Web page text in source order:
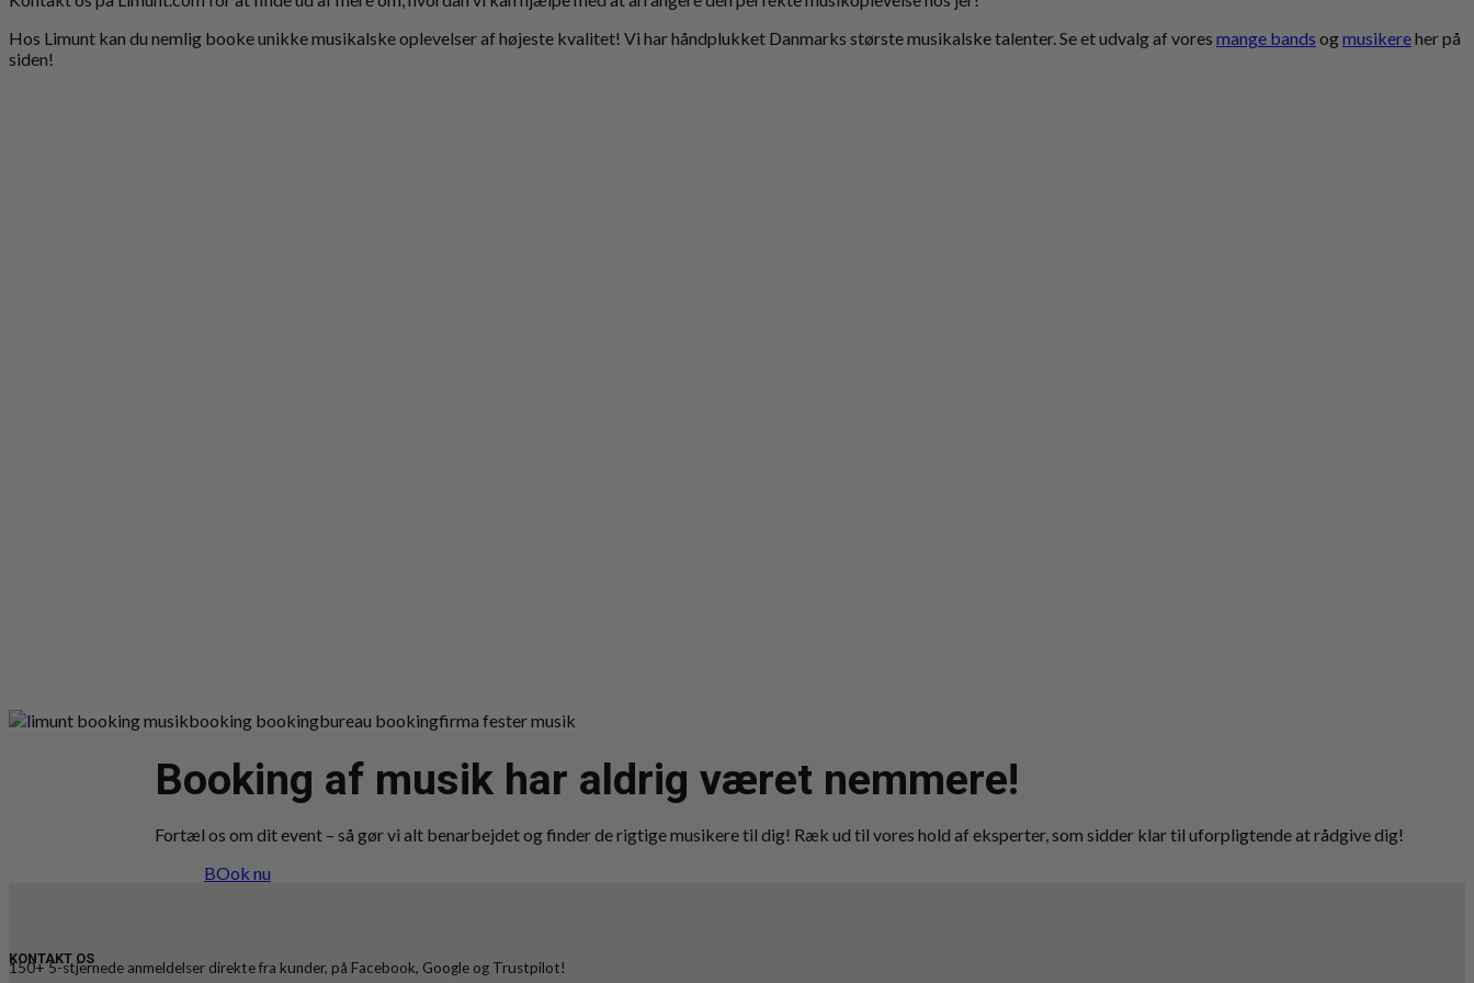
Hos Limunt kan du nemlig booke unikke musikalske oplevelser af højeste kvalitet! Vi har håndplukket Danmarks største musikalske talenter. Se et udvalg af vores mange bands ogmusikereher på
siden!
Booking af musik har aldrig været nemmere!
Fortæl os om dit event – så gør vi alt benarbejdet og finder de rigtige musikere til dig! Ræk ud til vores hold af eksperter, som sidder klar til uforpligtende at rådgive dig!
BOok nu
150+ 5-stjernede anmeldelser direkte fra kunder, på Facebook, Google og Trustpilot!
KONTAKT OS